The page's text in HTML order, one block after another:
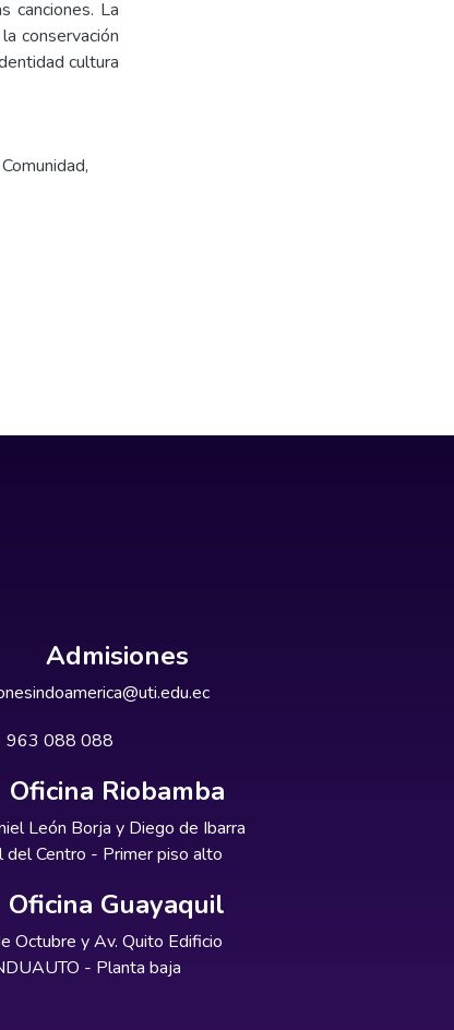
canciones. La
conservación
cultura
Comunidad,
Admisiones
963 088 088
Oficina Riobamba
León Borja y Diego de Ibarra
del Centro - Primer piso alto
Oficina Guayaquil
Octubre y Av. Quito Edificio
- Planta baja